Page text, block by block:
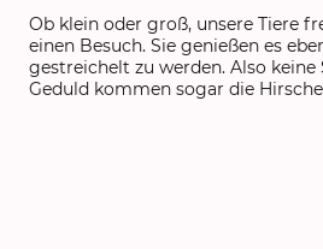
Ob klein oder groß, unsere Tiere
einen Besuch. Sie genießen es
gestreichelt zu werden. Also keine
Geduld kommen sogar die